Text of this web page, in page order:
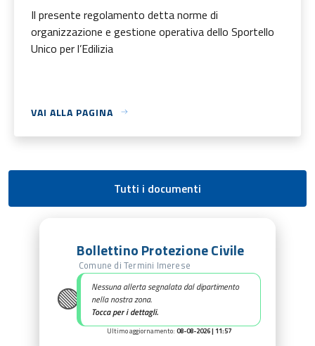
Il presente regolamento detta norme di
organizzazione e gestione operativa dello Sportello
Unico per l’Edilizia
VAI ALLA PAGINA
Tutti i documenti
🟢
Bollettino Protezione Civile
Comune di Termini Imerese
Nessuna allerta segnalata dal dipartimento
nella nostra zona.
Tocca per i dettagli.
Ultimo aggiornamento: 08-08-2026 | 11:57